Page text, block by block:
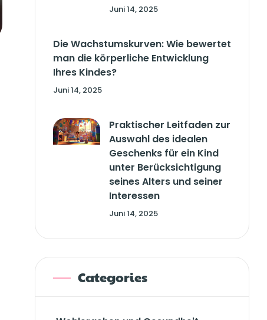
Juni 14, 2025
Die Wachstumskurven: Wie bewertet
man die körperliche Entwicklung
Ihres Kindes?
Juni 14, 2025
Praktischer Leitfaden zur
Auswahl des idealen
Geschenks für ein Kind
unter Berücksichtigung
seines Alters und seiner
Interessen
Juni 14, 2025
Categories